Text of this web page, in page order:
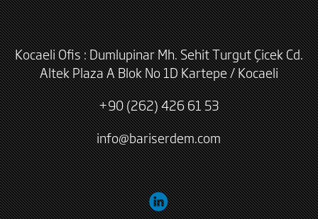
Kocaeli Ofis : Dumlupinar Mh. Sehit Turgut Çicek Cd.
Altek Plaza A Blok No 1D Kartepe / Kocaeli
+90 (262) 426 61 53
info@bariserdem.com